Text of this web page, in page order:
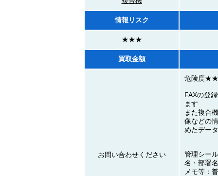
情報リスク
★★★
買取金額
お問い合わせください
危険度
FAXの登
ます
また複合
像などの
めたデー
管理シー
名・部署
メモ等：